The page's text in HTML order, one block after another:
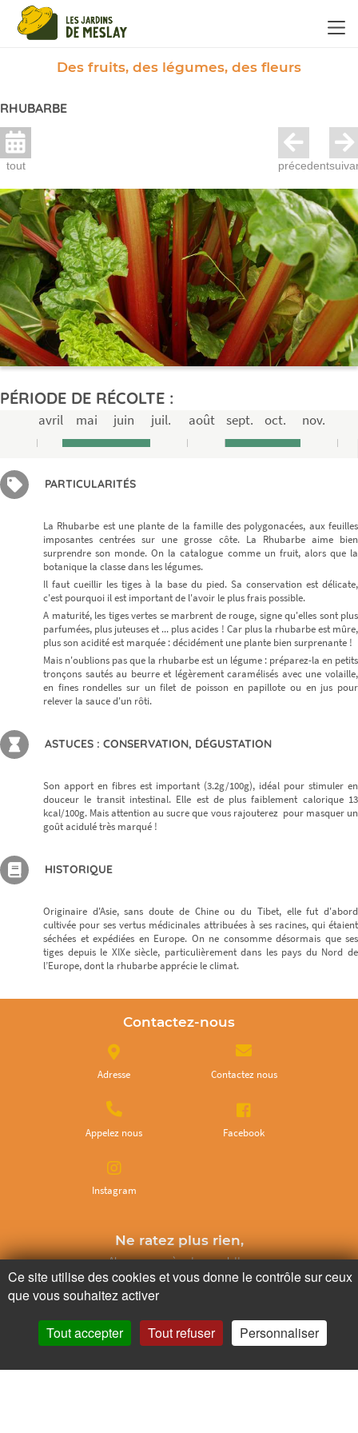
Des fruits, des légumes, des fleurs
RHUBARBE
tout précedent
PÉRIODE DE RÉCOLTE :
avril mai juin juil. août sept. oct. nov.
PARTICULARITÉS
La Rhubarbe est une plante de la famille des polygonacées, aux feuilles
imposantes centrées sur une grosse côte. La Rhubarbe aime bien
surprendre son monde. On la catalogue comme un fruit, alors que la
botanique la classe dans les légumes.
Il faut cueillir les tiges à la base du pied. Sa conservation est délicate,
c'est pourquoi il est important de l'avoir le plus frais possible.
A maturité, les tiges vertes se marbrent de rouge, signe qu'elles sont plus
parfumées, plus juteuses et ... plus acides ! Car plus la rhubarbe est mûre,
plus son acidité est marquée : décidément une plante bien surprenante !
Mais n'oublions pas que la rhubarbe est un légume : préparez-la en petits
tronçons sautés au beurre et légèrement caramélisés avec une volaille,
en fines rondelles sur un filet de poisson en papillote ou en jus pour
relever la sauce d'un rôti.
ASTUCES : CONSERVATION, DÉGUSTATION
Son apport en fibres est important (3.2g/100g), idéal pour stimuler en
douceur le transit intestinal. Elle est de plus faiblement calorique 13
kcal/100g. Mais attention au sucre que vous rajouterez pour masquer un
goût acidulé très marqué !
HISTORIQUE
Originaire d'Asie, sans doute de Chine ou du Tibet, elle fut d'abord
cultivée pour ses vertus médicinales attribuées à ses racines, qui étaient
séchées et expédiées en Europe. On ne consomme désormais que ses
tiges depuis le XIXe siècle, particulièrement dans les pays du Nord de
l’Europe, dont la rhubarbe apprécie le climat.
Contactez-nous
Adresse Contactez nous
Appelez nous Facebook
Instagram
Ne ratez plus rien,
Abonnez-vous à notre newsletter
Je m’inscris
Panneau de gestion des cookies
Ce site utilise des cookies et vous donne le contrôle sur ceux
que vous souhaitez activer
Tout accepter Tout refuser Personnaliser